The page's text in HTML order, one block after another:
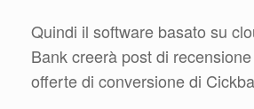
Quindi il software basato su
Bank creerà post di
offerte di conversione di